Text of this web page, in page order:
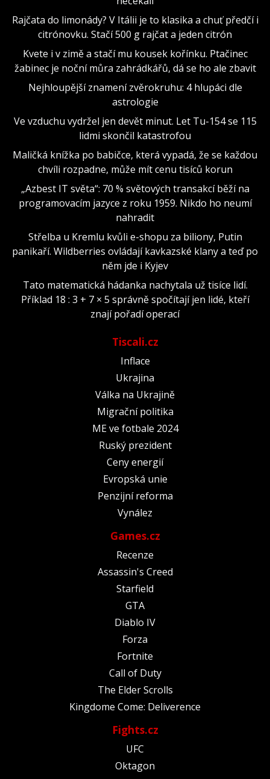
Rajčata do limonády? V Itálii je to klasika a chuť předčí i
citrónovku. Stačí 500 g rajčat a jeden citrón
Kvete i v zimě a stačí mu kousek kořínku. Ptačinec
žabinec je noční můra zahrádkářů, dá se ho ale zbavit
Nejhloupější znamení zvěrokruhu: 4 hlupáci dle
astrologie
Ve vzduchu vydržel jen devět minut. Let Tu-154 se 115
lidmi skončil katastrofou
Maličká knížka po babičce, která vypadá, že se každou
chvíli rozpadne, může mít cenu tisíců korun
„Azbest IT světa“: 70 % světových transakcí běží na
programovacím jazyce z roku 1959. Nikdo ho neumí
nahradit
Střelba u Kremlu kvůli e-shopu za biliony, Putin
panikaří. Wildberries ovládají kavkazské klany a teď po
něm jde i Kyjev
Tato matematická hádanka nachytala už tisíce lidí.
Příklad 18 : 3 + 7 × 5 správně spočítají jen lidé, kteří
znají pořadí operací
Tiscali.cz
Inflace
Ukrajina
Válka na Ukrajině
Migrační politika
ME ve fotbale 2024
Ruský prezident
Ceny energií
Evropská unie
Penzijní reforma
Vynález
Games.cz
Recenze
Assassin's Creed
Starfield
GTA
Diablo IV
Forza
Fortnite
Call of Duty
The Elder Scrolls
Kingdome Come: Deliverence
Fights.cz
UFC
Oktagon